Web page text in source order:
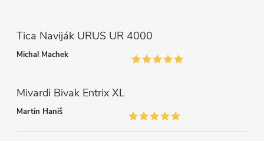
s
u
Tica Naviják URUS UR 4000
Michal Machek
Mivardi Bivak Entrix XL
Martin Haniš